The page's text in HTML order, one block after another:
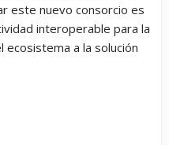
este nuevo consorcio es
interoperable para la
a la solución